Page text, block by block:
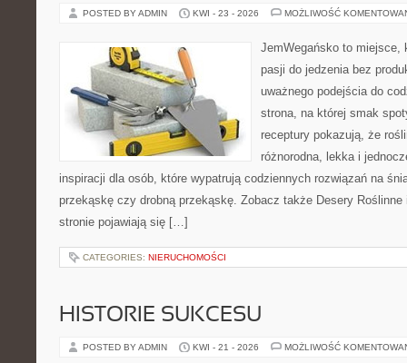
POSTED BY ADMIN KWI - 23 - 2026 MOŻLIWOŚĆ
JemWegańsko to miejsce,
pasji do jedzenia bez
uważnego podejścia do
strona, na której smak
receptury pokazują, że
różnorodna, lekka i
inspiracji dla osób, które wypatrują codziennych rozwiązań na
przekąskę czy drobną przekąskę. Zobacz także Desery
stronie pojawiają się […]
CATEGORIES: NIERUCHOMOŚCI
HISTORIE SUKCESU
POSTED BY ADMIN KWI - 21 - 2026 MOŻLIWOŚĆ